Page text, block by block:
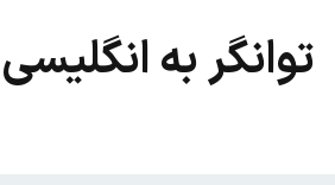
توانگر به انگلیسی